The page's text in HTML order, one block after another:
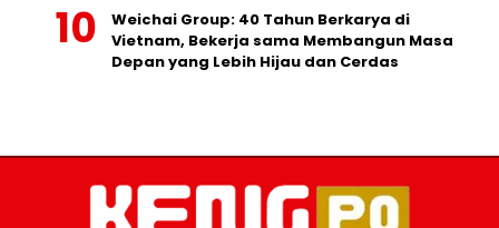
Weichai Group: 40 Tahun Berkarya di
Vietnam, Bekerja sama Membangun Masa
Depan yang Lebih Hijau dan Cerdas